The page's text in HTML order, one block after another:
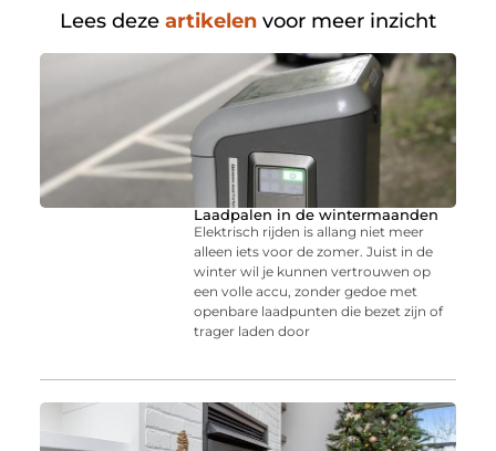
Lees deze artikelen voor meer inzicht
Laadpalen in de wintermaanden
Elektrisch rijden is allang niet meer
alleen iets voor de zomer. Juist in de
winter wil je kunnen vertrouwen op
een volle accu, zonder gedoe met
openbare laadpunten die bezet zijn of
trager laden door